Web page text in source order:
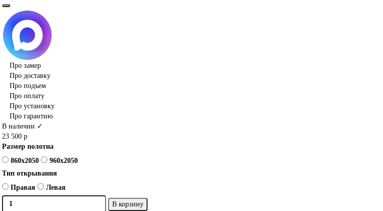
Про замер
Про доставку
Про подъем
Про оплату
Про установку
Про гарантию
В наличии ✓
23 500 р
Размер полотна
860x2050
960x2050
Тип открывания
Правая
Левая
В корзину